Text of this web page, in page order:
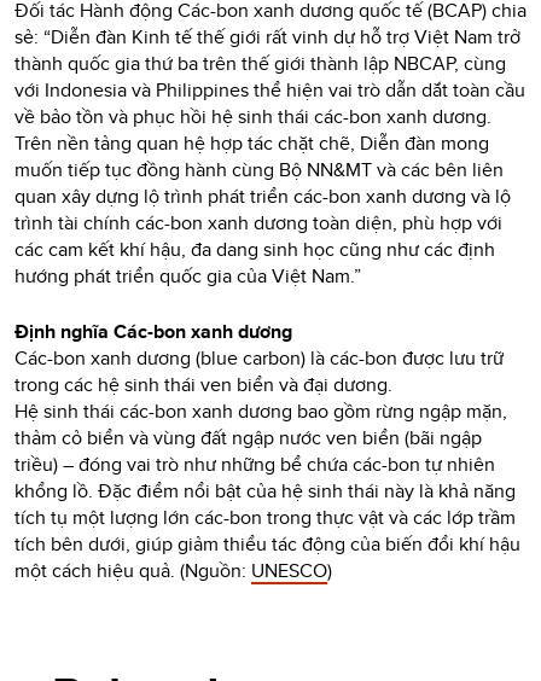
Đối tác Hành động Các-bon xanh dương quốc tế (BCAP) chia
sẻ: “Diễn đàn Kinh tế thế giới rất vinh dự hỗ trợ Việt Nam trở
thành quốc gia thứ ba trên thế giới thành lập NBCAP, cùng
với Indonesia và Philippines thể hiện vai trò dẫn dắt toàn cầu
về bảo tồn và phục hồi hệ sinh thái các-bon xanh dương.
Trên nền tảng quan hệ hợp tác chặt chẽ, Diễn đàn mong
muốn tiếp tục đồng hành cùng Bộ NN&MT và các bên liên
quan xây dựng lộ trình phát triển các-bon xanh dương và lộ
trình tài chính các-bon xanh dương toàn diện, phù hợp với
các cam kết khí hậu, đa dang sinh học cũng như các định
hướng phát triển quốc gia của Việt Nam.”
Định nghĩa Các-bon xanh dương
Các-bon xanh dương (blue carbon) là các-bon được lưu trữ
trong các hệ sinh thái ven biển và đại dương.
Hệ sinh thái các-bon xanh dương bao gồm rừng ngập mặn,
thảm cỏ biển và vùng đất ngập nước ven biển (bãi ngập
triều) – đóng vai trò như những bể chứa các-bon tự nhiên
khổng lồ. Đặc điểm nổi bật của hệ sinh thái này là khả năng
tích tụ một lượng lớn các-bon trong thực vật và các lớp trầm
tích bên dưới, giúp giảm thiểu tác động của biến đổi khí hậu
một cách hiệu quả. (Nguồn: UNESCO)